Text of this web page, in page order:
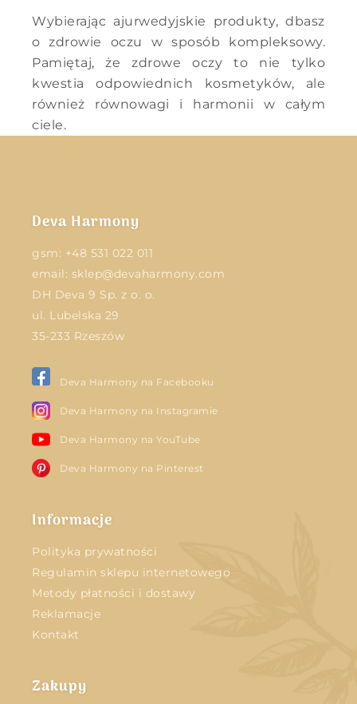
Wybierając ajurwedyjskie produkty, dbasz
o zdrowie oczu w sposób kompleksowy.
Pamiętaj, że zdrowe oczy to nie tylko
kwestia odpowiednich kosmetyków, ale
również równowagi i harmonii w całym
ciele.
Deva Harmony
gsm: +48 531 022 011
email: sklep@devaharmony.com
DH Deva 9 Sp. z o. o.
ul. Lubelska 29
35-233 Rzeszów
Deva Harmony na Facebooku
Deva Harmony na Instagramie
Deva Harmony na YouTube
Deva Harmony na Pinterest
Informacje
Polityka prywatności
Regulamin sklepu internetowego
Metody płatności i dostawy
Reklamacje
Kontakt
Zakupy